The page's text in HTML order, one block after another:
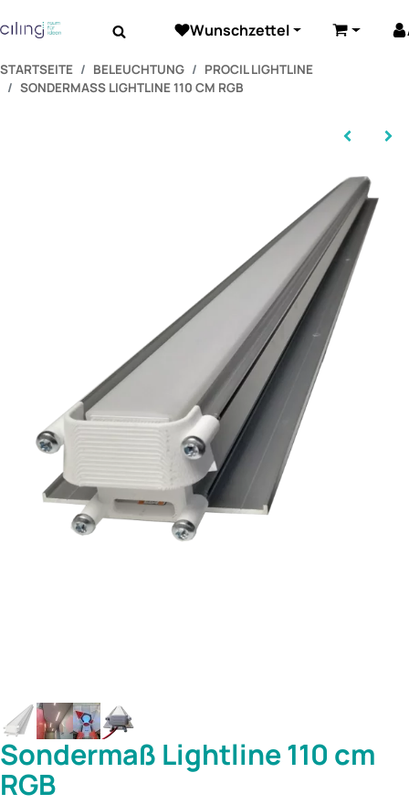
Akustik Beleuchtung Elektrozubehör
Wunschzettel Warenkorb
STARTSEITE BELEUCHTUNG
PROCIL LIGHTLINE
SONDERMASS LIGHTLINE 110 CM RGB
Sondermaß Lightline 110 cm
RGB